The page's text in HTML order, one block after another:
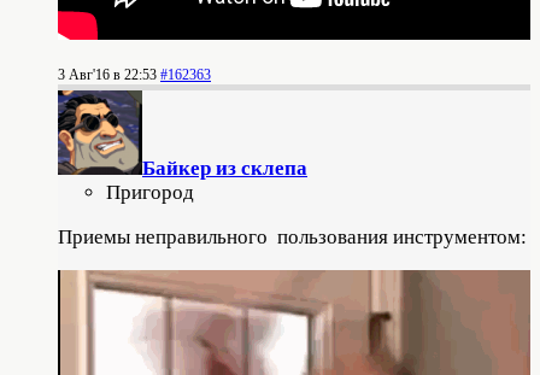
3 Авг'16 в 22:53 #162363
Байкер из склепа
Пригород
Приемы неправильного пользования инструментом: